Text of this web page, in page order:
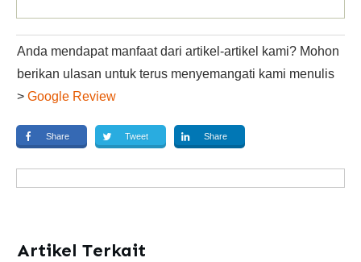
Anda mendapat manfaat dari artikel-artikel kami? Mohon
berikan ulasan untuk terus menyemangati kami menulis
> Google Review
Share Tweet Share
Artikel Terkait